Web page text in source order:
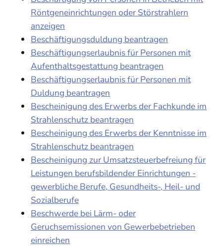
Röntgeneinrichtungen oder Störstrahlern
anzeigen
Beschäftigungsduldung beantragen
Beschäftigungserlaubnis für Personen mit
Aufenthaltsgestattung beantragen
Beschäftigungserlaubnis für Personen mit
Duldung beantragen
Bescheinigung des Erwerbs der Fachkunde im
Strahlenschutz beantragen
Bescheinigung des Erwerbs der Kenntnisse im
Strahlenschutz beantragen
Bescheinigung zur Umsatzsteuerbefreiung für
Leistungen berufsbildender Einrichtungen -
gewerbliche Berufe, Gesundheits-, Heil- und
Sozialberufe
Beschwerde bei Lärm- oder
Geruchsemissionen von Gewerbebetrieben
einreichen